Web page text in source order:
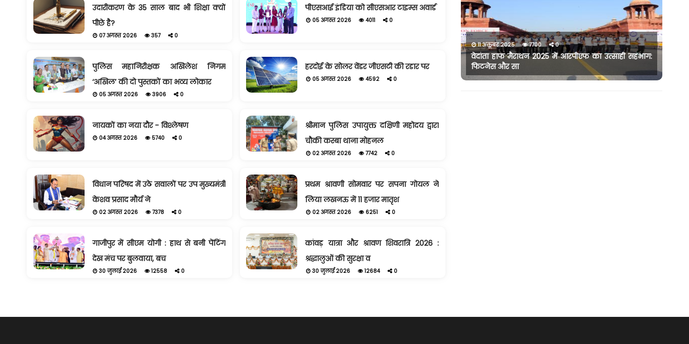
उदारीकरण के 35 साल बाद भी शिक्षा क्यों
पीछे है?
07 अगस्त 2026 357 0
पीएसआई इंडिया को सीएसआर टाइम्स अवार्ड
05 अगस्त 2026 4011 0
पुलिस महानिरीक्षक अखिलेश निगम
‘अखिल’ की दो पुस्तकों का भव्य लोकार
05 अगस्त 2026 3906 0
हरदोई के सोलर वेंडर जीएसटी की रडार पर
05 अगस्त 2026 4592 0
नायकों का नया दौर - विश्लेषण
04 अगस्त 2026 5740 0
श्रीमान पुलिस उपायुक्त दक्षिणी महोदय द्वारा
चौकी कस्बा थाना मोहनल
02 अगस्त 2026 7742 0
विधान परिषद में उठे सवालों पर उप मुख्यमंत्री
केशव प्रसाद मौर्य ने
02 अगस्त 2026 7378 0
प्रथम श्रावणी सोमवार पर सपना गोयल ने
लिया लखनऊ में 11 हजार मातृश
02 अगस्त 2026 6251 0
गाजीपुर में सीएम योगी : हाथ से बनी पेंटिंग
देख मंच पर बुलवाया, बच
30 जुलाई 2026 12558 0
कांवड़ यात्रा और श्रावण शिवरात्रि 2026 :
श्रद्धालुओं की सुरक्षा व
30 जुलाई 2026 12684 0
11 अक्तूबर 2025 7700 0
वेदांता हाफ मैराथन 2025 में आरपीएफ का उत्साही सहभाग:
फिटनेस और सा